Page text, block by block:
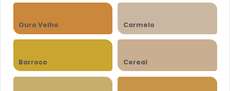
Ouro Velho Carmelo
Barroco Cereal